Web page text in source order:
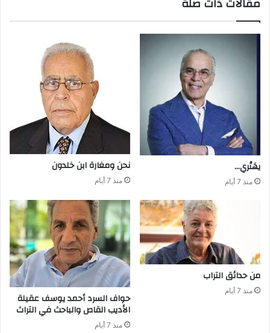
مقالات ذات صلة
يهَتْري‭…‬
منذ 7 أيام
نحن‭ ‬ومغارة ابن‭ ‬خلدون
منذ 7 أيام
من‭ ‬حدائق‭ ‬التراب
منذ 7 أيام
‬الأديب‭ ‬القاص‭ ‬والباحث‭ ‬في‭ ‬التراث
منذ 7 أيام